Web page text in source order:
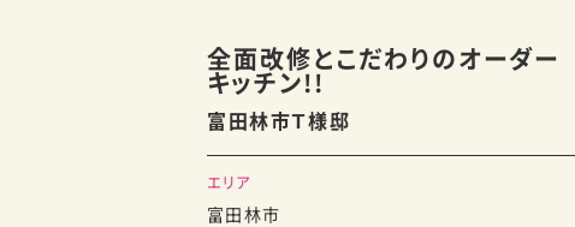
全面改修とこだわりのオーダー
キッチン!!
富田林市Ｔ様邸
エリア
富田林市